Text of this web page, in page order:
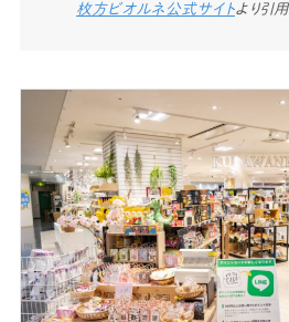
枚方ビオルネ公式サイトより引用